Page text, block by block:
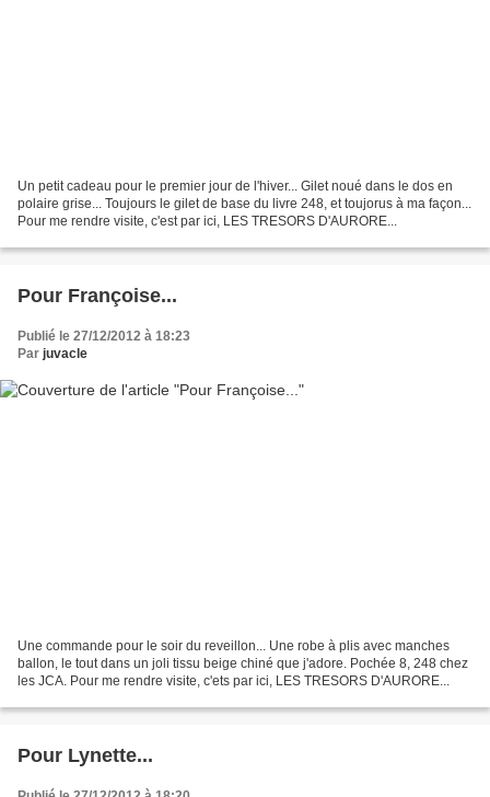
Un petit cadeau pour le premier jour de l'hiver... Gilet noué dans le dos en
polaire grise... Toujours le gilet de base du livre 248, et toujorus à ma façon...
Pour me rendre visite, c'est par ici, LES TRESORS D'AURORE...
Pour Françoise...
Publié le 27/12/2012 à 18:23
Par juvacle
Une commande pour le soir du reveillon... Une robe à plis avec manches
ballon, le tout dans un joli tissu beige chiné que j'adore. Pochée 8, 248 chez
les JCA. Pour me rendre visite, c'ets par ici, LES TRESORS D'AURORE...
Pour Lynette...